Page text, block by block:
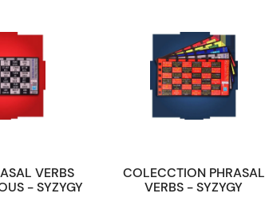
VERBS
- SYZYGY
COLECCTION PHRASAL
VERBS - SYZYGY